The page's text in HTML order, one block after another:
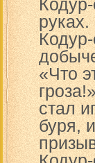
«Что
стал
буря,